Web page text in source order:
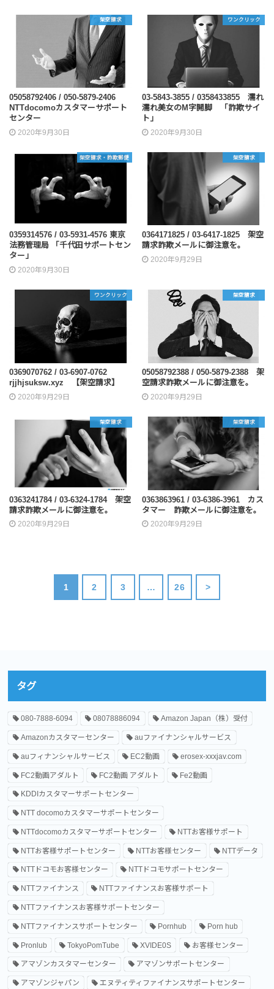
架空請求
05058792406 / 050-5879-2406
NTTdocomoカスタマーサポート
センター
2020年9月30日
ワンクリック
03-5843-3855 / 0358433855 濡れ
濡れ美女のM字開脚 「詐欺サイ
ト」
2020年9月30日
架空請求・詐欺郵便
0359314576 / 03-5931-4576 東京
法務管理局 「千代田サポートセン
ター」
2020年9月30日
架空請求
0364171825 / 03-6417-1825 架空
請求詐欺メールに御注意を。
2020年9月29日
ワンクリック
0369070762 / 03-6907-0762
rjjhjsuksw.xyz 【架空請求】
2020年9月29日
架空請求
05058792388 / 050-5879-2388 架
空請求詐欺メールに御注意を。
2020年9月29日
架空請求
0363241784 / 03-6324-1784 架空
請求詐欺メールに御注意を。
2020年9月29日
架空請求
0363863961 / 03-6386-3961 カス
タマー 詐欺メールに御注意を。
2020年9月29日
1 2 3 … 26 >
タグ
080-7888-6094 08078886094 Amazon Japan（株）受付
Amazonカスタマーセンター auファイナンシャルサービス
auフィナンシャルサービス EC2動画 erosex-xxxjav.com
FC2動画アダルト FC2動画 アダルト Fe2動画
KDDIカスタマーサポートセンター
NTT docomoカスタマーサポートセンター
NTTdocomoカスタマーサポートセンター NTTお客様サポート
NTTお客様サポートセンター NTTお客様センター NTTデータ
NTTドコモお客様センター NTTドコモサポートセンター
NTTファイナンス NTTファイナンスお客様サポート
NTTファイナンスお客様サポートセンター
NTTファイナンスサポートセンター Pornhub Porn hub
Pronlub TokyoPomTube XVIDE0S お客様センター
アマゾンカスタマーセンター アマゾンサポートセンター
アマゾンジャパン エヌティティファイナンスサポートセンター